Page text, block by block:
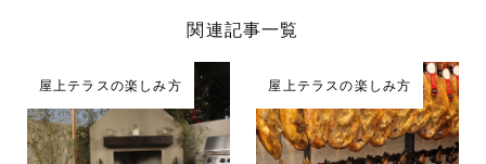
関連記事一覧
屋上テラスの楽しみ方 屋上テラスの楽しみ方